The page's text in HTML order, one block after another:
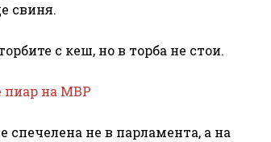
свиня.
с кеш, но в торба не стои.
пиар на МВР
спечелена не в парламента, а на